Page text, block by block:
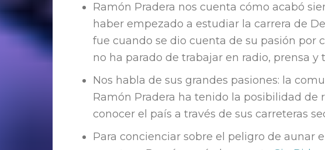
Ramón Pradera nos cuenta cómo acabó
haber empezado a estudiar la carrera de
fue cuando se dio cuenta de su pasión por
no ha parado de trabajar en radio, prensa y
Nos habla de sus grandes pasiones: la
Ramón Pradera ha tenido la posibilidad de
conocer el país a través de sus carreteras
Para concienciar sobre el peligro de aunar